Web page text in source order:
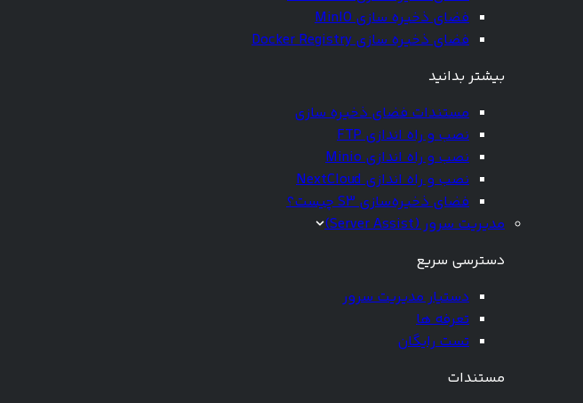
فضای ذخیره سازی MinIO
فضای ذخیره سازی Docker Registry
بیشتر بدانید
مستندات فضای ذخیره سازی
نصب و راه اندازی FTP
نصب و راه اندازی Minio
نصب و راه اندازی NextCloud
فضای ذخیره‌سازی S3 چیست؟
مدیریت سرور (Server Assist)
دسترسی سریع
دستیار مدیریت سرور
تعرفه ها
تست رایگان
مستندات